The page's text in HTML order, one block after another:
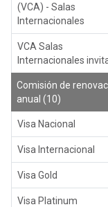
(VCA) - Salas
Internacionales
VCA Salas
Internacionales
Comisión de
anual (10)
Visa Nacional
Visa Internacional
Visa Gold
Visa Platinum